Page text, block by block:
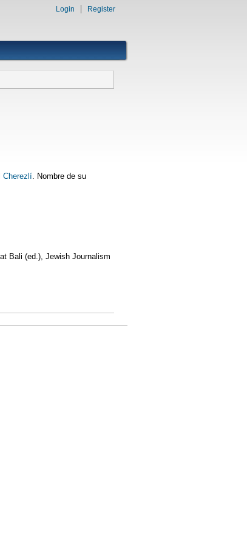
Login Register
Cherezlí . Nombre de su
Bali (ed.), Jewish Journalism